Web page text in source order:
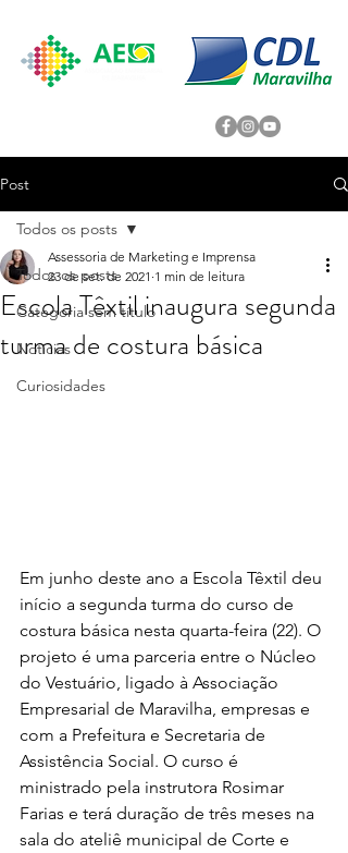
Post
Todos os posts
Categoria sem título
Noticias
Curiosidades
Todos os posts
Escola Têxtil inaugura segunda
turma de costura básica
Assessoria de Marketing e Imprensa
23 de set. de 2021 1 min de leitura
Em junho deste ano a Escola Têxtil deu
início a segunda turma do curso de
costura básica nesta quarta-feira (22). O
projeto é uma parceria entre o Núcleo
do Vestuário, ligado à Associação
Empresarial de Maravilha, empresas e
com a Prefeitura e Secretaria de
Assistência Social. O curso é
ministrado pela instrutora Rosimar
Farias e terá duração de três meses na
sala do ateliê municipal de Corte e